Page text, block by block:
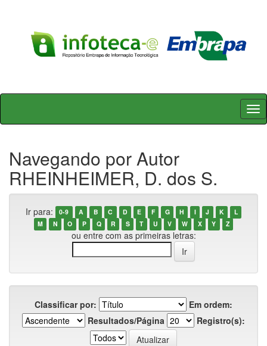
Skip
Navegando por Autor
RHEINHEIMER, D. dos S.
Ir para: 0-9 A B C D E F G H I J K
L
M
N O P Q R S T U V W X Y Z
ou entre com as primeiras letras:
Classificar por:
Em ordem:
Resultados/Página
Registro(s):